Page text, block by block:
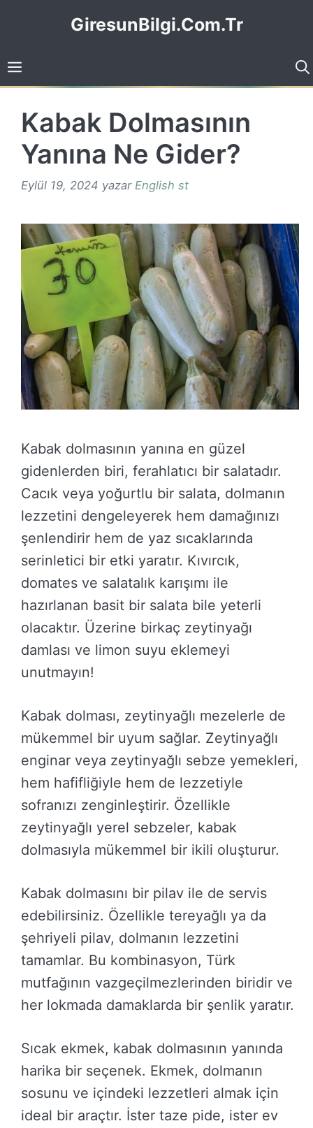
GiresunBilgi.Com.Tr
Kabak Dolmasının
Yanına Ne Gider?
Eylül 19, 2024 yazar English st
Kabak dolmasının yanına en güzel
gidenlerden biri, ferahlatıcı bir salatadır.
Cacık veya yoğurtlu bir salata, dolmanın
lezzetini dengeleyerek hem damağınızı
şenlendirir hem de yaz sıcaklarında
serinletici bir etki yaratır. Kıvırcık,
domates ve salatalık karışımı ile
hazırlanan basit bir salata bile yeterli
olacaktır. Üzerine birkaç zeytinyağı
damlası ve limon suyu eklemeyi
unutmayın!
Kabak dolması, zeytinyağlı mezelerle de
mükemmel bir uyum sağlar. Zeytinyağlı
enginar veya zeytinyağlı sebze yemekleri,
hem hafifliğiyle hem de lezzetiyle
sofranızı zenginleştirir. Özellikle
zeytinyağlı yerel sebzeler, kabak
dolmasıyla mükemmel bir ikili oluşturur.
Kabak dolmasını bir pilav ile de servis
edebilirsiniz. Özellikle tereyağlı ya da
şehriyeli pilav, dolmanın lezzetini
tamamlar. Bu kombinasyon, Türk
mutfağının vazgeçilmezlerinden biridir ve
her lokmada damaklarda bir şenlik yaratır.
Sıcak ekmek, kabak dolmasının yanında
harika bir seçenek. Ekmek, dolmanın
sosunu ve içindeki lezzetleri almak için
ideal bir araçtır. İster taze pide, ister ev